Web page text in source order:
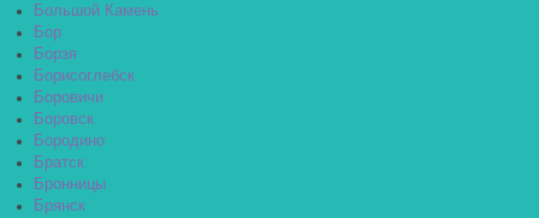
Большой Камень
Бор
Борзя
Борисоглебск
Боровичи
Боровск
Бородино
Братск
Бронницы
Брянск